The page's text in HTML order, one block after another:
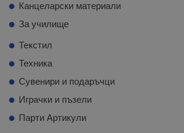
Канцеларски материали
За училище
Текстил
Техника
Сувенири и подаръчци
Играчки и пъзели
Парти Артикули